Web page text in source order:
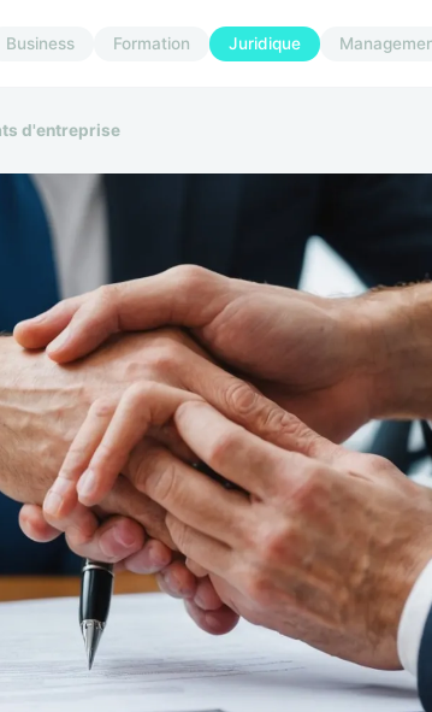
Business Formation Juridique
d'entreprise